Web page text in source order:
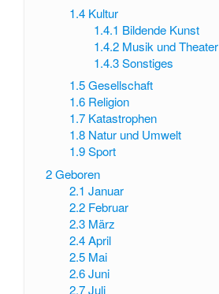
1.4 Kultur
1.4.1 Bildende Kunst
1.4.2 Musik und Theater
1.4.3 Sonstiges
1.5 Gesellschaft
1.6 Religion
1.7 Katastrophen
1.8 Natur und Umwelt
1.9 Sport
2Geboren
2.1 Januar
2.2 Februar
2.3 März
2.4 April
2.5 Mai
2.6 Juni
2.7 Juli